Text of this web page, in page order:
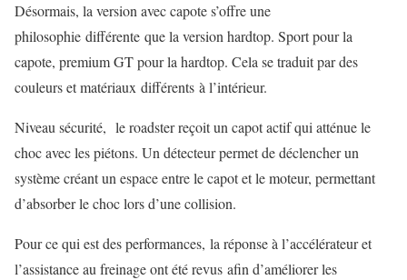
Désormais, la version avec capote s’offre une
philosophie différente que la version hardtop. Sport pour la
capote, premium GT pour la hardtop. Cela se traduit par des
couleurs et matériaux différents à l’intérieur.
Niveau sécurité, le roadster reçoit un capot actif qui atténue le
choc avec les piétons. Un détecteur permet de déclencher un
système créant un espace entre le capot et le moteur, permettant
d’absorber le choc lors d’une collision.
Pour ce qui est des performances, la réponse à l’accélérateur et
l’assistance au freinage ont été revus afin d’améliorer les